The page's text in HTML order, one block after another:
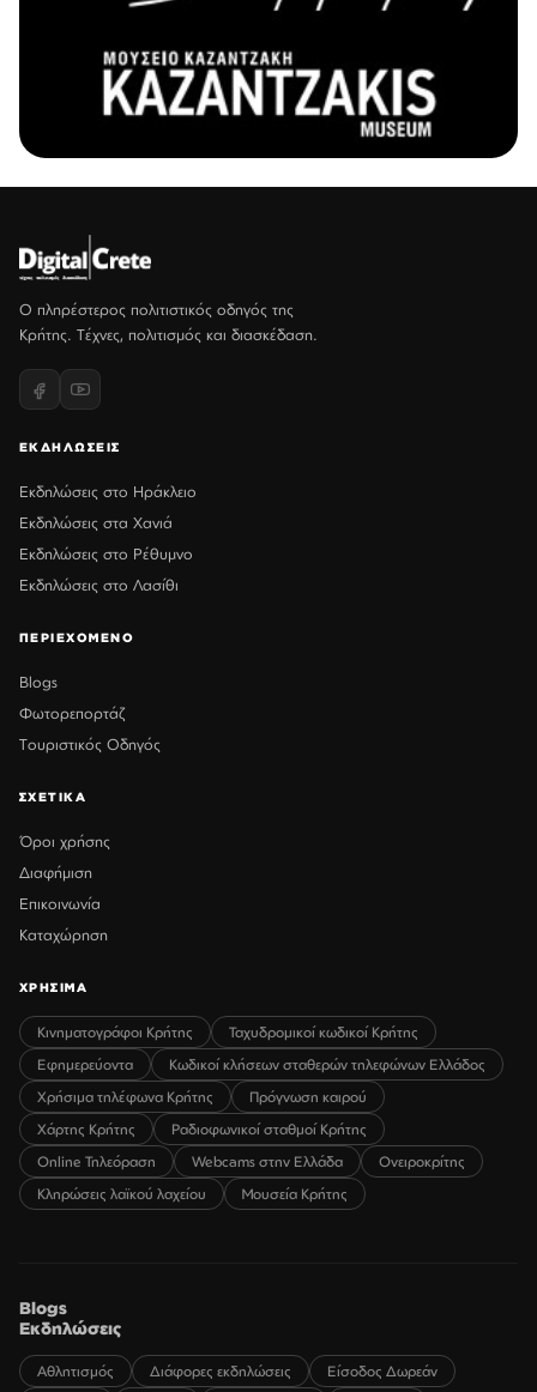
Ο πληρέστερος πολιτιστικός οδηγός της
Κρήτης. Τέχνες, πολιτισμός και διασκέδαση.
ΕΚΔΗΛΩΣΕΙΣ
Εκδηλώσεις στο Ηράκλειο
Εκδηλώσεις στα Χανιά
Εκδηλώσεις στο Ρέθυμνο
Εκδηλώσεις στο Λασίθι
ΠΕΡΙΕΧΟΜΕΝΟ
Blogs
Φωτορεπορτάζ
Τουριστικός Οδηγός
ΣΧΕΤΙΚΑ
Όροι χρήσης
Διαφήμιση
Επικοινωνία
Καταχώρηση
ΧΡΗΣΙΜΑ
Κινηματογράφοι Κρήτης
Ταχυδρομικοί κωδικοί Κρήτης
Εφημερεύοντα
Κωδικοί κλήσεων σταθερών τηλεφώνων Ελλάδος
Χρήσιμα τηλέφωνα Κρήτης
Πρόγνωση καιρού
Χάρτης Κρήτης
Ραδιοφωνικοί σταθμοί Κρήτης
Online Τηλεόραση
Webcams στην Ελλάδα
Ονειροκρίτης
Κληρώσεις λαϊκού λαχείου
Μουσεία Κρήτης
Blogs
Εκδηλώσεις
Αθλητισμός Διάφορες εκδηλώσεις
Είσοδος Δωρεάν